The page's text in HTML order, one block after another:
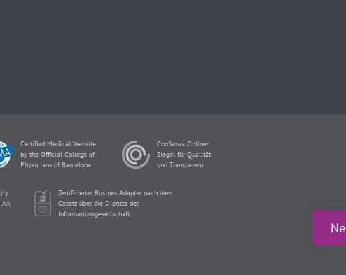
Certified Medical Website
by the Official College of
Physicians of Barcelona
Confianza Online-
Siegel für Qualität
und Transparenz
Zertifizierter Busines Adapter nach dem
Gesetz über die Dienste der
Informationsgesellschaft